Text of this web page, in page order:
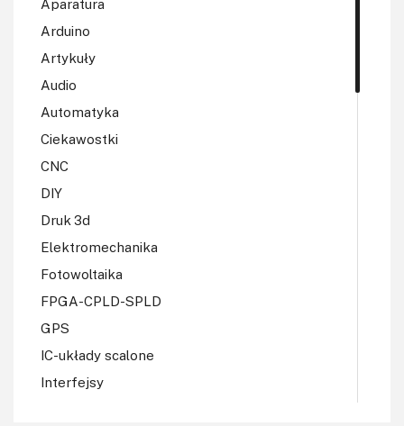
Aparatura
Arduino
Artykuły
Audio
Automatyka
Ciekawostki
CNC
DIY
Druk 3d
Elektromechanika
Fotowoltaika
FPGA-CPLD-SPLD
GPS
IC-układy scalone
Interfejsy